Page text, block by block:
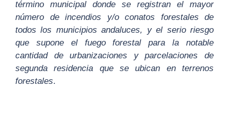
término municipal donde se registran el mayor
número de incendios y/o conatos forestales de
todos los municipios andaluces, y el serio riesgo
que supone el fuego forestal para la notable
cantidad de urbanizaciones y parcelaciones de
segunda residencia que se ubican en terrenos
forestales.